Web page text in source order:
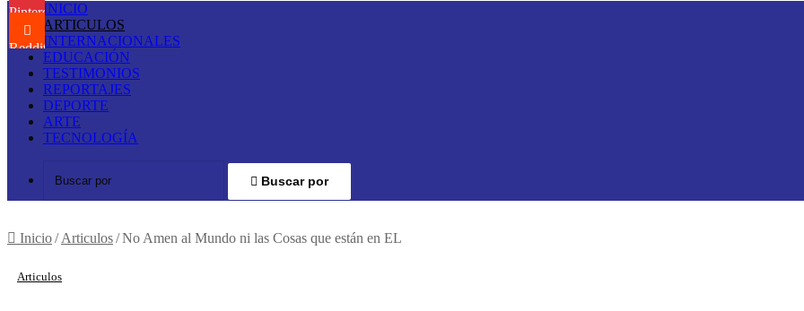
INICIO
ARTICULOS
INTERNACIONALES
EDUCACIÓN
TESTIMONIOS
REPORTAJES
DEPORTE
ARTE
TECNOLOGÍA
Buscar por
Inicio/ Articulos/No Amen al Mundo ni las Cosas que están en EL
Articulos
Pinterest
Reddit